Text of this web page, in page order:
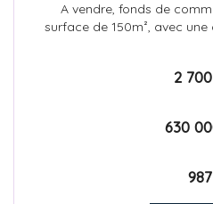
A vendre, fonds de
surface de 150m², avec
2
630
987